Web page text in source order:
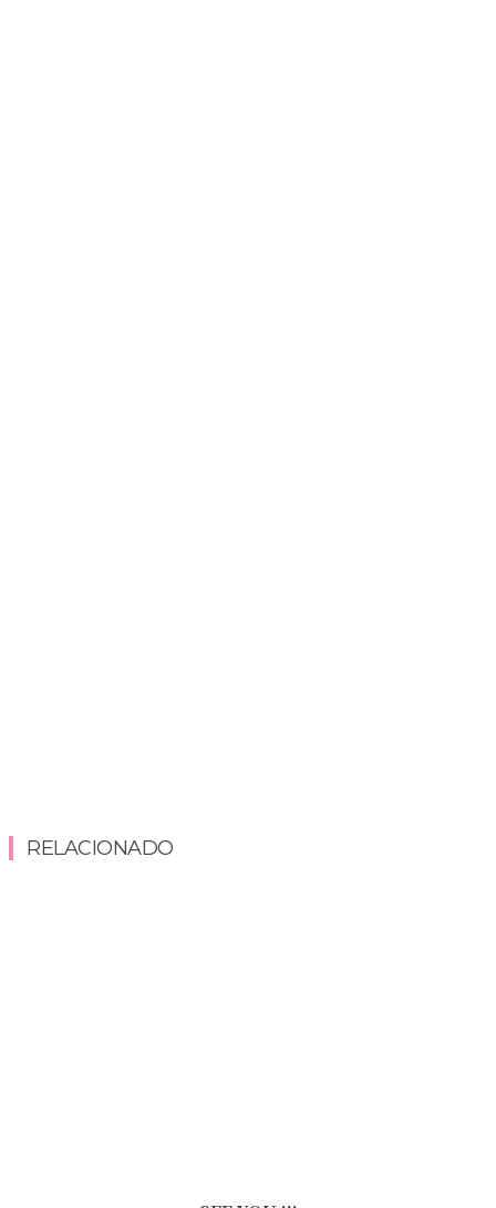
RELACIONADO